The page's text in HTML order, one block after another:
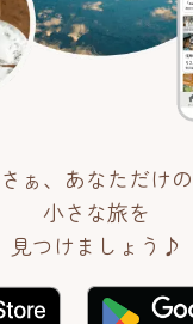
さぁ、あなただけの
小さな旅を
見つけましょう♪